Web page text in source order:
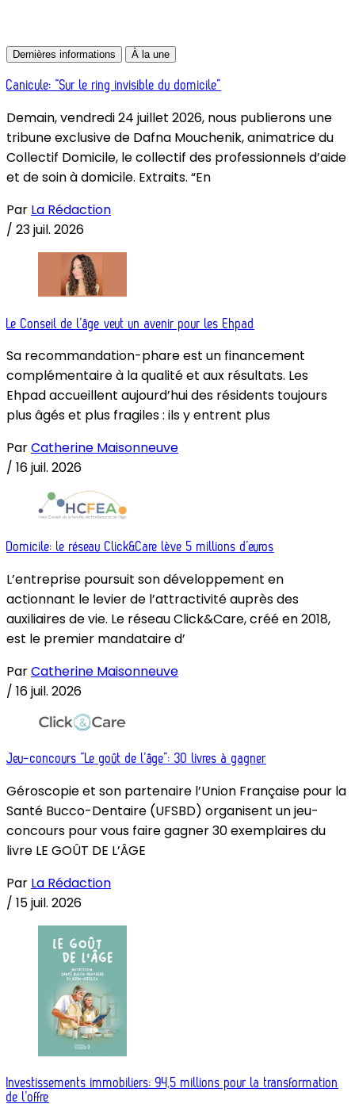
Dernières informations À la une
Canicule: “Sur le ring invisible du domicile”
Demain, vendredi 24 juillet 2026, nous publierons une
tribune exclusive de Dafna Mouchenik, animatrice du
Collectif Domicile, le collectif des professionnels d’aide
et de soin à domicile. Extraits. “En
Par La Rédaction
/ 23 juil. 2026
Le Conseil de l’âge veut un avenir pour les Ehpad
Sa recommandation-phare est un financement
complémentaire à la qualité et aux résultats. Les
Ehpad accueillent aujourd’hui des résidents toujours
plus âgés et plus fragiles : ils y entrent plus
ParCatherine Maisonneuve
/ 16 juil. 2026
Domicile: le réseau Click&Care lève 5 millions d’euros
L’entreprise poursuit son développement en
actionnant le levier de l’attractivité auprès des
auxiliaires de vie. Le réseau Click&Care, créé en 2018,
est le premier mandataire d’
ParCatherine Maisonneuve
/ 16 juil. 2026
Jeu-concours “Le goût de l’âge”: 30 livres à gagner
Géroscopie et son partenaire l’Union Française pour la
Santé Bucco-Dentaire (UFSBD) organisent un jeu-
concours pour vous faire gagner 30 exemplaires du
livre LE GOÛT DE L’ÂGE
Par La Rédaction
/ 15 juil. 2026
Investissements immobiliers: 94,5 millions pour la transformation
de l’offre